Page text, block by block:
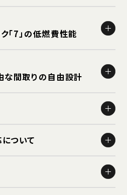
「7」の低燃費性能
な間取りの自由設計
介
ついて